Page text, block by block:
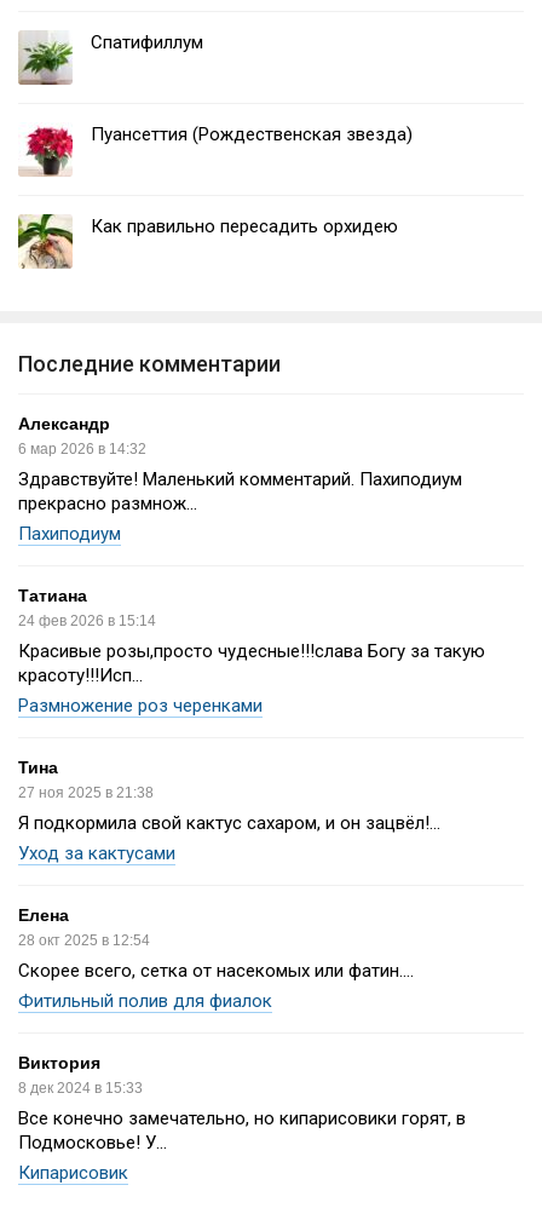
Спатифиллум
Пуансеттия (Рождественская звезда)
Как правильно пересадить орхидею
Последние комментарии
Александр
6 мар 2026 в 14:32
Здравствуйте! Маленький комментарий. Пахиподиум
прекрасно размнож...
Пахиподиум
Татиана
24 фев 2026 в 15:14
Красивые розы,просто чудесные!!!слава Богу за такую
красоту!!!Исп...
Размножение роз черенками
Тина
27 ноя 2025 в 21:38
Я подкормила свой кактус сахаром, и он зацвёл!...
Уход за кактусами
Елена
28 окт 2025 в 12:54
Скорее всего, сетка от насекомых или фатин....
Фитильный полив для фиалок
Виктория
8 дек 2024 в 15:33
Все конечно замечательно, но кипарисовики горят, в
Подмосковье! У...
Кипарисовик